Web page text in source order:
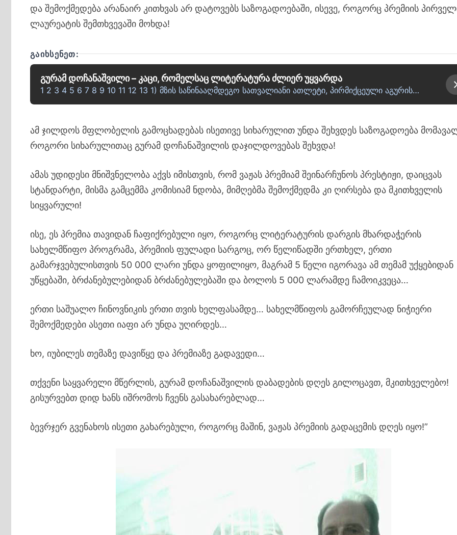
და შემოქმედება არანაირ კითხვას არ დატოვებს საზოგადოებაში, ისევე, როგორც პრემიის
ლაურეატის შემთხვევაში მოხდა!
ᲒᲐᲘᲮᲡᲔᲜᲔᲗ:
გურამ დოჩანაშვილი – კაცი, რომელსაც ლიტერატურა ძლიერ უყვარდა
1 2 3 4 5 6 7 8 9 10 11 12 13 1) მზის საწინააღმდეგო სათვალიანი ათლეტი, პირმიქცეული აგურის…
ამ ჯილდოს მფლობელის გამოცხადებას ისეთივე სიხარულით უნდა შეხვდეს საზოგადოება
როგორი სიხარულითაც გურამ დოჩანაშვილის დაჯილდოვებას შეხვდა!
ამას უდიდესი მნიშვნელობა აქვს იმისთვის, რომ ვაჟას პრემიამ შეინარჩუნოს პრესტიჟი, დაიცვას
სტანდარტი, მისმა გამცემმა კომისიამ ნდობა, მიმღებმა შემოქმედმა კი ღირსება და მკითხველის
სიყვარული!
ისე, ეს პრემია თავიდან ჩაფიქრებული იყო, როგორც ლიტერატურის დარგის მხარდაჭერის
სახელმწიფო პროგრამა, პრემიის ფულადი სარგოც, ორ წელიწადში ერთხელ, ერთი
გამარჯვებულისთვის 50 000 ლარი უნდა ყოფილიყო, მაგრამ 5 წელი იგორავა ამ თემამ უქყებიდან
უწყებაში, ბრძანებულებიდან ბრძანებულებაში და ბოლოს 5 000 ლარამდე ჩამოიკვეცა…
ერთი საშუალო ჩინოვნიკის ერთი თვის ხელფასამდე… სახელმწიფოს გამორჩეულად ნიჭიერი
შემოქმედები ასეთი იაფი არ უნდა უღირდეს…
ხო, იუბილეს თემაზე დავიწყე და პრემიაზე გადავედი…
თქვენი საყვარელი მწერლის, გურამ დოჩანაშვილის დაბადების დღეს გილოცავთ, მკითხველებო!
გისურვებთ დიდ ხანს იშრომოს ჩვენს გასახარებლად…
ბევრჯერ გვენახოს ისეთი გახარებული, როგორც მაშინ, ვაჟას პრემიის გადაცემის დღეს იყო!”